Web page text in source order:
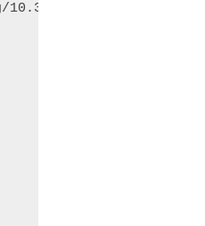
ecomps.3231